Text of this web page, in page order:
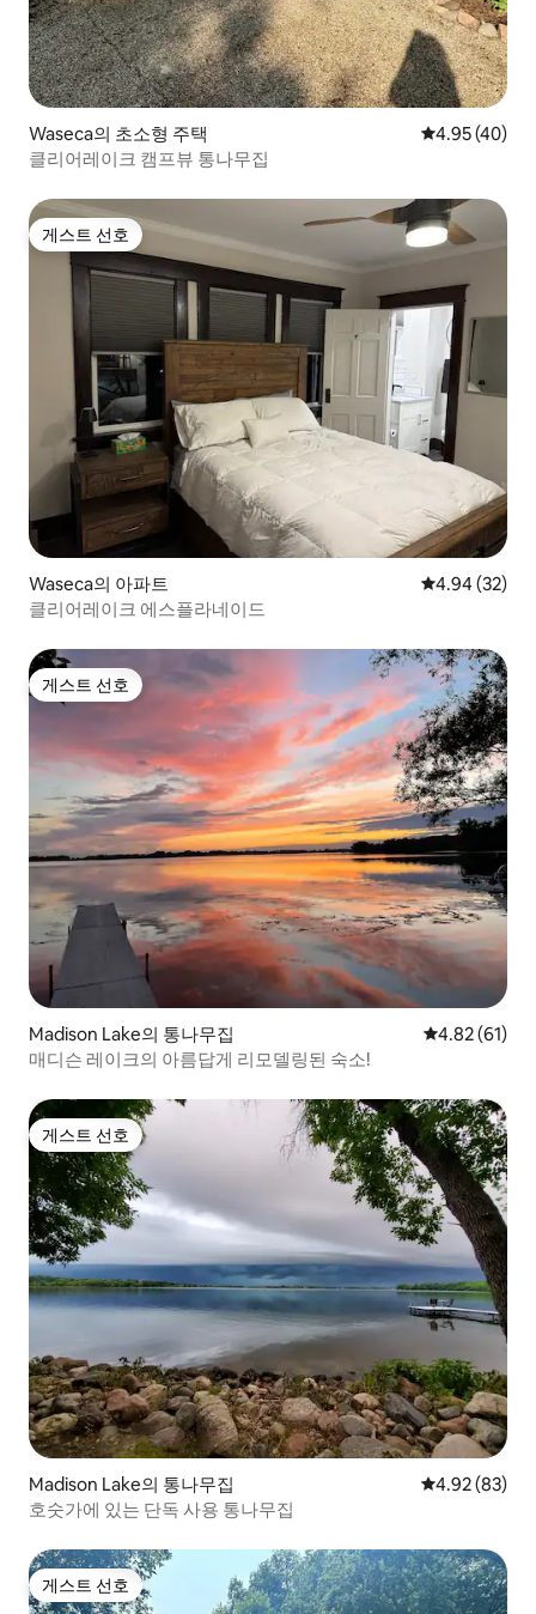
Waseca의 초소형 주택 평점 4.95점(5
4.95 (40)
클리어레이크 캠프뷰 통나무집
게스트 선호
게스트 선호
Waseca의 아파트 평점 4.94점(5
4.94 (32)
클리어레이크 에스플라네이드
게스트 선호
게스트 선호
Madison Lake의 통나무집 평점 4.82점
4.82 (61)
매디슨 레이크의 아름답게 리모델링된 숙소!
게스트 선호
게스트 선호
Madison Lake의 통나무집 평점 4.92점(5
4.92 (83)
호숫가에 있는 단독 사용 통나무집
게스트 선호
게스트 선호